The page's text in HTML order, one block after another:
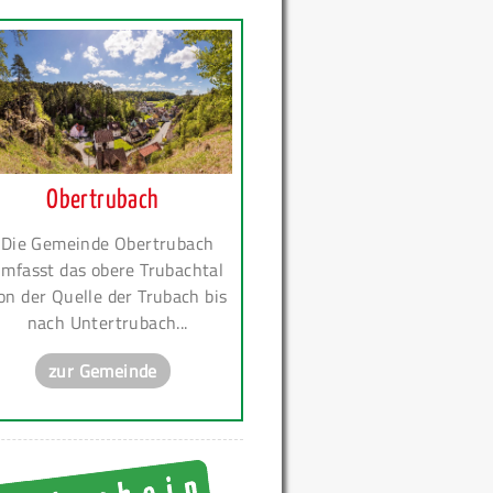
Obertrubach
Die Gemeinde Obertrubach
das obere Trubachtal
der Quelle der Trubach bis
nach Untertrubach...
zur Gemeinde